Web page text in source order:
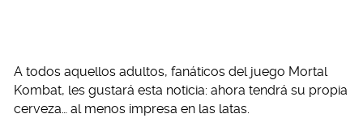
A todos aquellos adultos, fanáticos del juego Mortal
Kombat, les gustará esta noticia: ahora tendrá su propia
cerveza… al menos impresa en las latas.